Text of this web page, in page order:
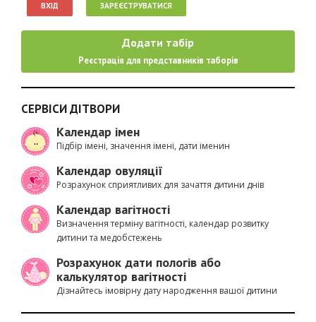
ВХІД ЗАРЕЄСТРУВАТИСЯ
Додати табір
Реєстрація для представників таборів
СЕРВІСИ ДІТВОРИ
Календар імен
Підбір імені, значення імені, дати іменин
Календар овуляції
Розрахунок сприятливих для зачаття дитини днів
Календар вагітності
Визначення терміну вагітності, календар розвитку
дитини та медобстежень
Розрахунок дати пологів або
калькулятор вагітності
Дізнайтесь імовірну дату народження вашої дитини